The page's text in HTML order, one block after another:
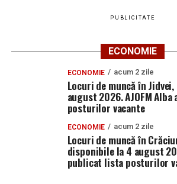
PUBLICITATE
ECONOMIE
ECONOMIE acum 2 zile
Locuri de muncă în
august 2026. AJOFM
posturilor vacante
ECONOMIE acum 2 zile
Locuri de muncă în
disponibile la 4 august
publicat lista posturilor